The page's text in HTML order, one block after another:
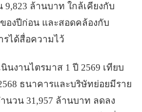
ล้านบาท ใกล้เคียงกับ
องปีก่อน และสอดคล้องกับ
รได้สื่อความไว้
นงานไตรมาส 1 ปี 2569 เทียบ
ธนาคารและบริษัทย่อยมีราย
นวน 31,957 ล้านบาท ลดลง